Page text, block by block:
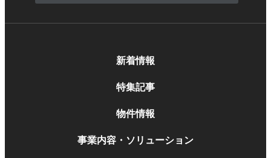
新着情報
特集記事
物件情報
事業内容・ソリューション